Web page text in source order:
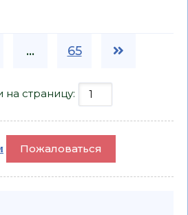
... 65
на страницу:
Пожаловаться